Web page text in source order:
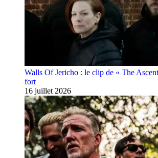
Walls Of Jericho : le clip de « The
fort
16 juillet 2026